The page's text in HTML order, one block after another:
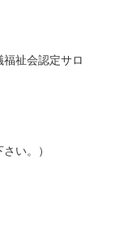
祉会認定サロ
い。）